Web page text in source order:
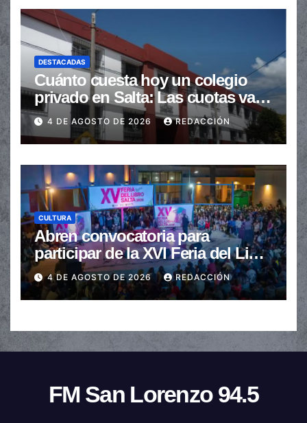
DESTACADAS
Cuánto cuesta hoy un colegio
privado en Salta: Las cuotas van
de $110.000 a más de $600.000
4 DE AGOSTO DE 2026 REDACCIÓN
CULTURA
Abren convocatoria para
participar de la XVI Feria del Libro
de Salta
4 DE AGOSTO DE 2026 REDACCIÓN
FM San Lorenzo 94.5